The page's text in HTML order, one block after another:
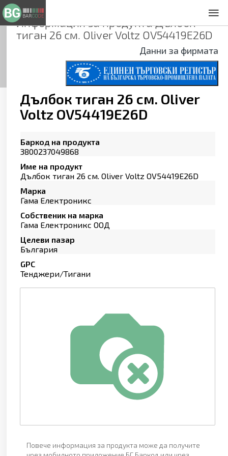
Информация за продуктаДълбок
тиган 26 см. Oliver Voltz OV54419E26D
Данни за фирмата
Дълбок тиган 26 см. Oliver
Voltz OV54419E26D
Баркод на продукта
3800237049868
Име на продукт
Дълбок тиган 26 см. Oliver Voltz OV54419E26D
Марка
Гама Електроникс
Собственик на марка
Гама Електроникс ООД
Целеви пазар
България
GPC
Тенджери/Тигани
Повече информация за продукта може да получите
Общи условия
Декларация за проверителност
Заснемане на продукти
Контакти